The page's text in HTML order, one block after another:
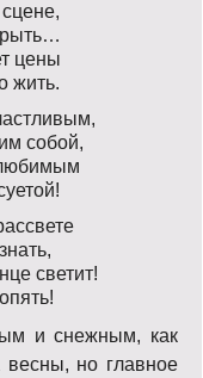
цены
жить.
собой,
светит!
и снежным, как
весны, но главное